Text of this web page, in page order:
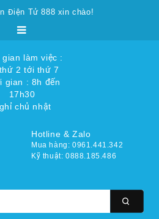
Điện Tử 888 xin chào!
gian làm việc :
2 tới thứ 7
gian : 8h đến
17h30
chủ nhật
Hotline & Zalo
Mua hàng: 0961.441.342
Kỹ thuật: 0888.185.486